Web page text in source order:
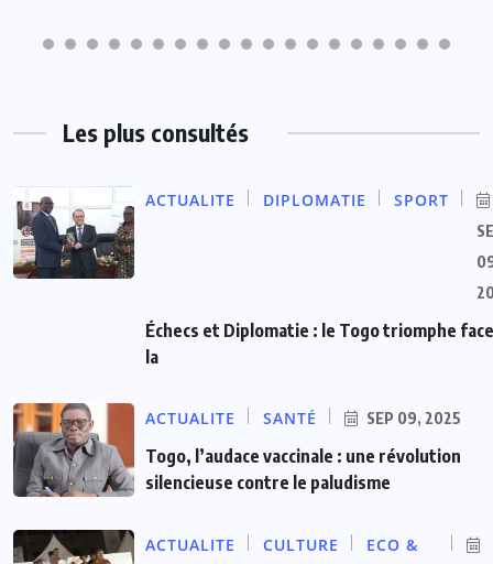
Les plus consultés
ACTUALITE DIPLOMATIE SPORT
Échecs et Diplomatie : le Togo triomphe
la
ACTUALITE SANTÉ SEP 09, 2025
Togo, l’audace vaccinale : une révolution
silencieuse contre le paludisme
ACTUALITE CULTURE ECO &